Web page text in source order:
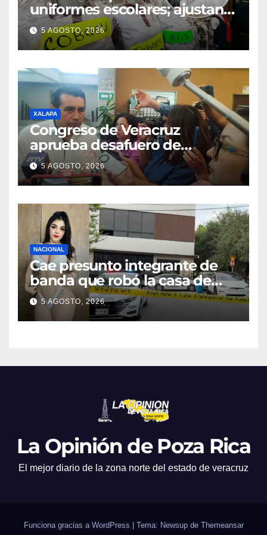
uniformes escolares; ajustan
promociones
5 AGOSTO, 2026
XALAPA
Congreso de Veracruz
aprueba desafuero de
alcaldes de Ixhuatlán del
Sureste y Úrsulo Galván
5 AGOSTO, 2026
NACIONAL
Cae presunto integrante de
banda que robó la casa de
Karely Ruiz
5 AGOSTO, 2026
La Opinión de Poza Rica
El mejor diario de la zona norte del estado de veracruz
Funciona gracias a WordPress Tema: Newsup de Themeansar